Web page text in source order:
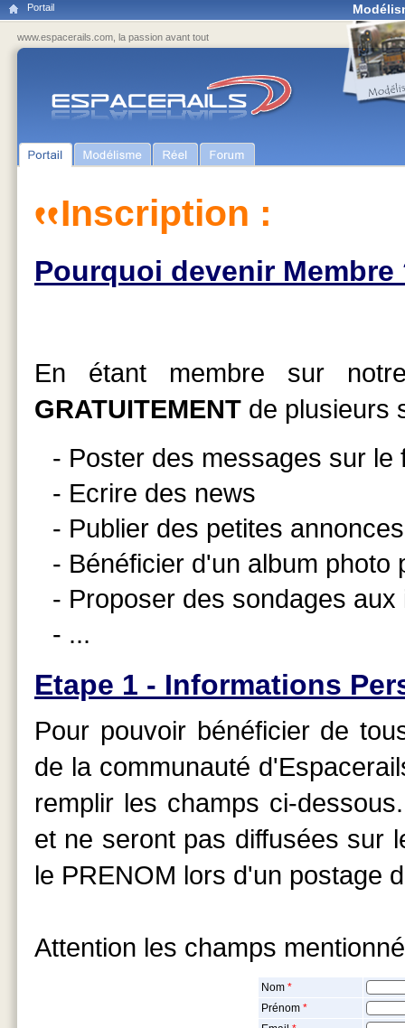
Portail
www.espacerails.com, la passion avant tout
Inscription :
Pourquoi devenir Membre
En étant membre sur
GRATUITEMENT de plusieurs
- Poster des messages sur le
- Ecrire des news
- Publier des petites annonces
- Bénéficier d'un album
- Proposer des sondages aux
- ...
Etape 1 - Informations
Pour pouvoir bénéficier de
de la communauté
remplir les champs ci-
et ne seront pas diffusées sur
le PRENOM lors d'un postage
Attention les champs
Nom *
Prénom *